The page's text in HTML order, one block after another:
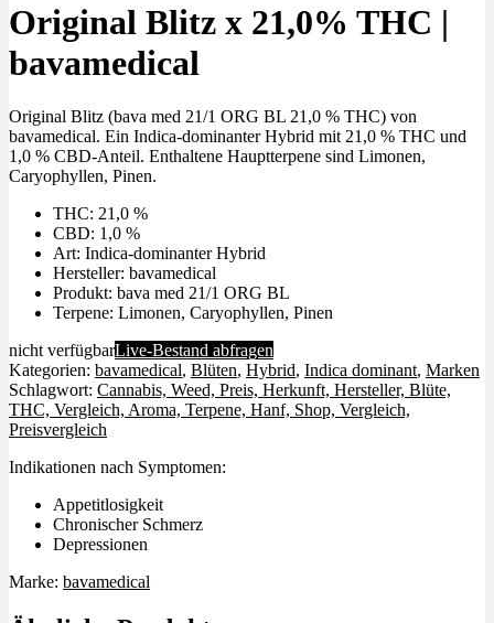
Original Blitz x 21,0% THC |
bavamedical
Original Blitz (bava med 21/1 ORG BL 21,0 % THC) von
bavamedical. Ein Indica-dominanter Hybrid mit 21,0 % THC und
1,0 % CBD-Anteil. Enthaltene Hauptterpene sind Limonen,
Caryophyllen, Pinen.
THC: 21,0 %
CBD: 1,0 %
Art: Indica-dominanter Hybrid
Hersteller: bavamedical
Produkt: bava med 21/1 ORG BL
Terpene: Limonen, Caryophyllen, Pinen
nicht verfügbarLive-Bestand abfragen
Kategorien: bavamedical, Blüten, Hybrid, Indica dominant, Marken
Schlagwort: Cannabis, Weed, Preis, Herkunft, Hersteller, Blüte,
THC, Vergleich, Aroma, Terpene, Hanf, Shop, Vergleich,
Preisvergleich
Indikationen nach Symptomen:
Appetitlosigkeit
Chronischer Schmerz
Depressionen
Marke: bavamedical